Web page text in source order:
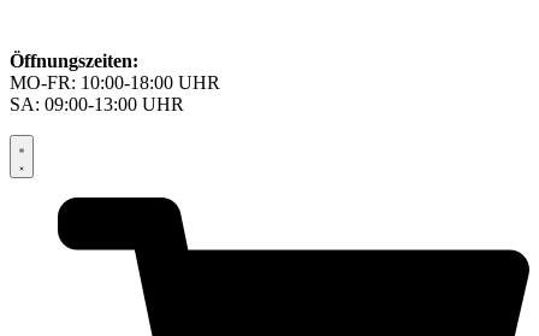
Öffnungszeiten:
MO-FR: 10:00-18:00 UHR
SA: 09:00-13:00 UHR